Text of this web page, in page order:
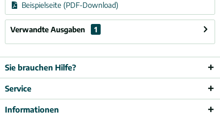
Beispielseite (PDF-Download)
Verwandte Ausgaben 1
Sie brauchen Hilfe?
Service
Informationen